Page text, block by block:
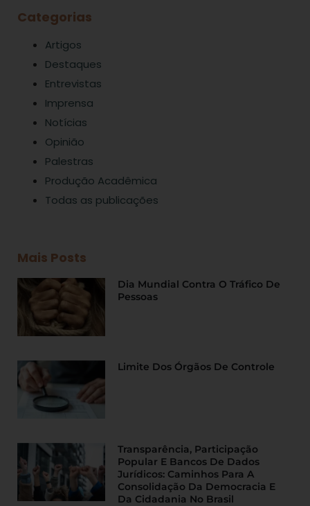
Categorias
Artigos
Destaques
Entrevistas
Imprensa
Notícias
Opinião
Palestras
Produção Acadêmica
Todas as publicações
Mais Posts
Dia Mundial Contra O Tráfico De
Pessoas
Limite Dos Órgãos De Controle
Transparência, Participação
Popular E Bancos De Dados
Jurídicos: Caminhos Para A
Consolidação Da Democracia E
Da Cidadania No Brasil